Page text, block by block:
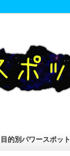
目的別パワースポット